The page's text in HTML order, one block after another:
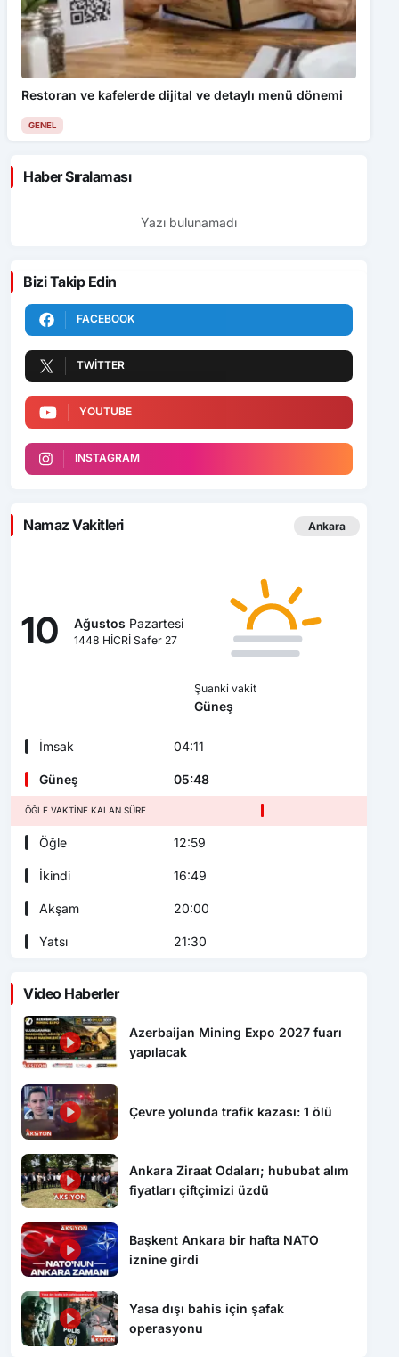
Restoran ve kafelerde dijital ve detaylı menü dönemi
GENEL
Haber Sıralaması
Yazı bulunamadı
Bizi Takip Edin
FACEBOOK
TWITTER
YOUTUBE
INSTAGRAM
Namaz Vakitleri Ankara
10 Ağustos Pazartesi
1448 HİCRİ Safer 27
Şuanki vakit
Güneş
İmsak 04:11
Güneş 05:48
ÖĞLE VAKTINE KALAN SÜRE
Öğle 12:59
İkindi 16:49
Akşam 20:00
Yatsı 21:30
Video Haberler
Azerbaijan Mining Expo 2027 fuarı
yapılacak
Çevre yolunda trafik kazası: 1 ölü
Ankara Ziraat Odaları; hububat alım
fiyatları çiftçimizi üzdü
Başkent Ankara bir hafta NATO
iznine girdi
Yasa dışı bahis için şafak
operasyonu